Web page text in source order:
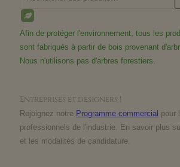
Afin de protéger l'environnement, tous les
sont fabriqués à partir de bois provenant
Nous n'utilisons pas d'arbres forestiers.
Entreprises et designers !
Rejoignez notre Programme commercial pour
professionnels de l'industrie. En savoir plus
et les modalités de candidature.